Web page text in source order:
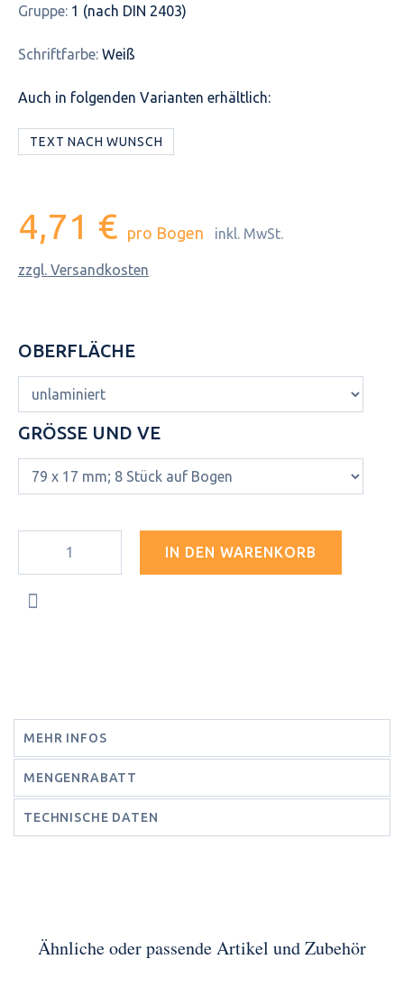
Gruppe: 1 (nach DIN 2403)
Schriftfarbe: Weiß
Auch in folgenden Varianten erhältlich:
TEXT NACH WUNSCH
4,71 € pro Bogen inkl. MwSt.
zzgl. Versandkosten
OBERFLÄCHE
GRÖSSE UND VE
IN DEN WARENKORB
MEHR INFOS
MENGENRABATT
TECHNISCHE DATEN
Ähnliche oder passende Artikel und Zubehör